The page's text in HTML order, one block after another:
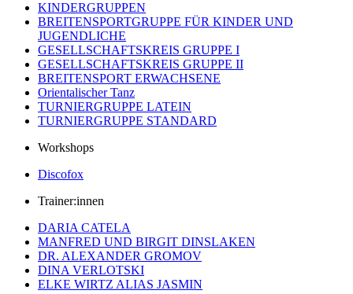
KINDERGRUPPEN
BREITENSPORTGRUPPE FÜR KINDER UND
JUGENDLICHE
GESELLSCHAFTSKREIS GRUPPE I
GESELLSCHAFTSKREIS GRUPPE II
BREITENSPORT ERWACHSENE
Orientalischer Tanz
TURNIERGRUPPE LATEIN
TURNIERGRUPPE STANDARD
Workshops
Discofox
Trainer:innen
DARIA CATELA
MANFRED UND BIRGIT DINSLAKEN
DR. ALEXANDER GROMOV
DINA VERLOTSKI
ELKE WIRTZ ALIAS JASMIN